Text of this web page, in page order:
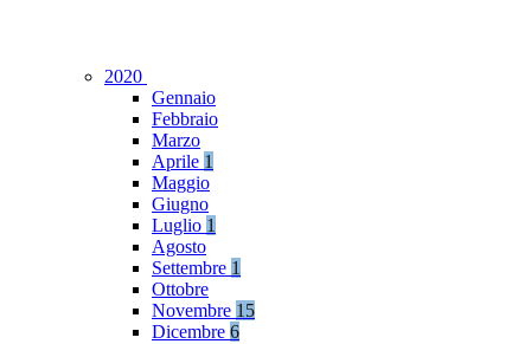
2020
Gennaio
Febbraio
Marzo
Aprile 1
Maggio
Giugno
Luglio 1
Agosto
Settembre 1
Ottobre
Novembre 15
Dicembre 6